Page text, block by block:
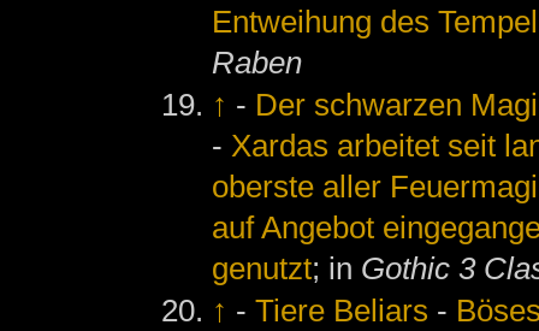
Entweihung des
Raben
↑ - Der schwarzen
-Xardas arbeitet seit
oberste aller
auf Angebot
genutzt; in Gothic 3
↑ -Tiere Beliars -